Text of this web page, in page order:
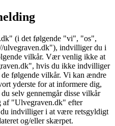
(i det følgende "vi", "os",
indvilliger du i
vilkår. Vær venlig ikke at
hvis du ikke indvilliger
følgende vilkår. Vi kan ændre
yderste for at informere dig,
selv gennemgår disse vilkår
af "Ulvegraven.dk" efter
indvilliger i at være retsgyldigt
og/eller skærpet.